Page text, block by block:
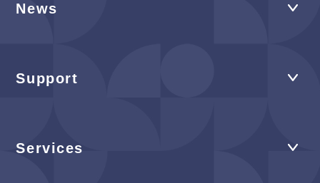
News
Support
Services